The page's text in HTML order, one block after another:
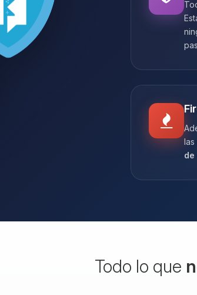
de
Todo lo que